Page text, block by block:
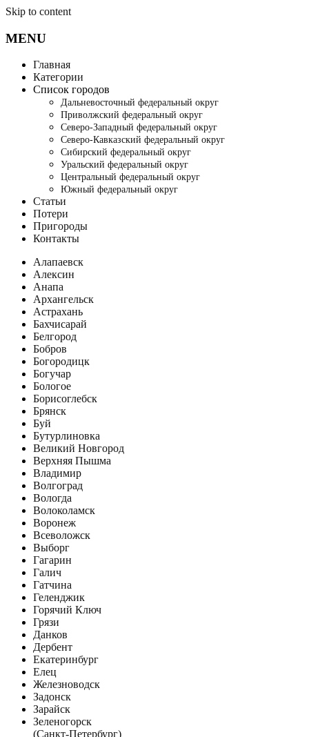
Skip to content
MENU
Главная
Категории
Список городов
Дальневосточный федеральный округ
Приволжский федеральный округ
Северо-Западный федеральный округ
Северо-Кавказский федеральный округ
Сибирский федеральный округ
Уральский федеральный округ
Центральный федеральный округ
Южный федеральный округ
Статьи
Потери
Пригороды
Контакты
Алапаевск
Алексин
Анапа
Архангельск
Астрахань
Бахчисарай
Белгород
Бобров
Богородицк
Богучар
Бологое
Борисоглебск
Брянск
Буй
Бутурлиновка
Великий Новгород
Верхняя Пышма
Владимир
Волгоград
Вологда
Волоколамск
Воронеж
Всеволожск
Выборг
Гагарин
Галич
Гатчина
Геленджик
Горячий Ключ
Грязи
Данков
Дербент
Екатеринбург
Елец
Железноводск
Задонск
Зарайск
Зеленогорск
(Санкт-Петербург)